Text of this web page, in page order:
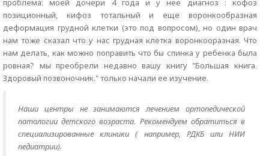
проблема: моей дочери 4 года и у нее диагноз : кофоз
позиционный, кифоз тотальный и еще воронкообразная
деформация грудной клетки (это под вопросом), но один врач
нам тоже сказал что у нас грудная клетка воронкооразная. Что
нам делать, как можно поправить что бы спинка у ребенка была
ровная? мы преобрели недавно вашу книгу "Большая книга.
Здоровый позвоночник." только начали ее изучение.
Наши центры не занимаются лечением ортопедической
патологии детского возраста. Рекомендуем обратиться в
специализированные клиники ( например, РДКБ или НИИ
педиатрии).